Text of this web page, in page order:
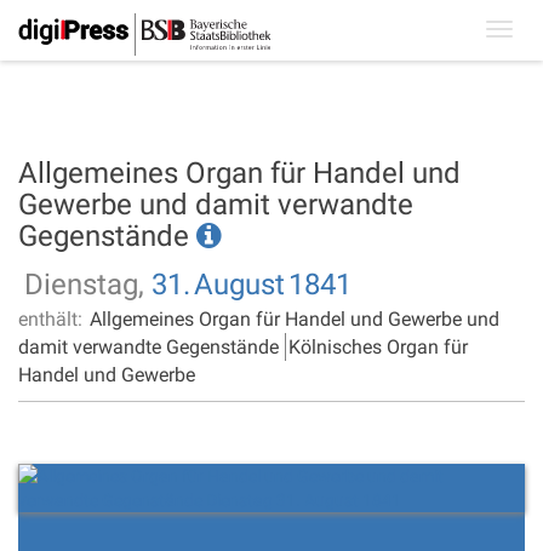
Allgemeines Organ für Handel und
Gewerbe und damit verwandte
Gegenstände
Dienstag, 31.August 1841
enthält: Allgemeines Organ für Handel und Gewerbe und
damit verwandte Gegenstände Kölnisches Organ für
Handel und Gewerbe